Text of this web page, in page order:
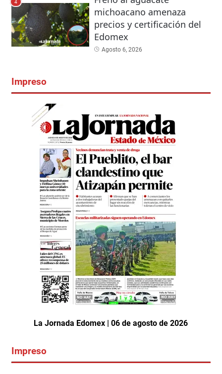
4
michoacano amenaza
precios y certificación del
Edomex
Agosto 6, 2026
Impreso
La Jornada Edomex | 06 de agosto de 2026
Impreso